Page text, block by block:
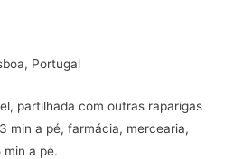
Portugal
partilhada com outras raparigas
min a pé, farmácia, mercearia,
min a pé.